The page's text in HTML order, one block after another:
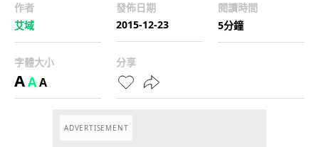
作者
艾域
發佈日期
2015-12-23
閱讀時間
5分鐘
字體大小
AAA
分享
ADVERTISEMENT